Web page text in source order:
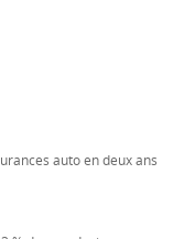
auto en deux ans